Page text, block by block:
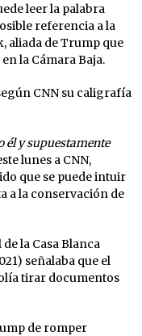
leer la palabra
referencia a la
aliada de Trump que
la Cámara Baja.
CNN su caligrafía
él y supuestamente
lunes a CNN,
que se puede intuir
a la conservación de
la Casa Blanca
señalaba que el
tirar documentos
de romper